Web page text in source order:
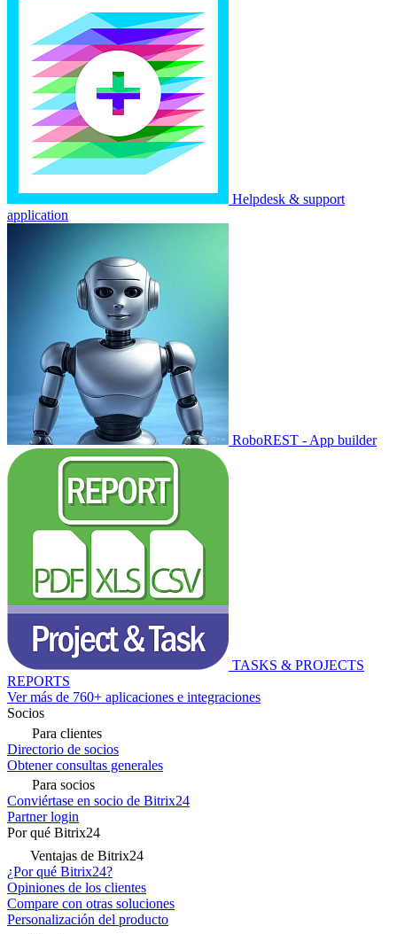
Helpdesk & support
application
RoboREST - App builder
TASKS & PROJECTS
REPORTS
Ver más de 760+ aplicaciones e integraciones
Socios
Para clientes
Directorio de socios
Obtener consultas generales
Para socios
Conviértase en socio de Bitrix24
Partner login
Por qué Bitrix24
Ventajas de Bitrix24
¿Por qué Bitrix24?
Opiniones de los clientes
Compare con otras soluciones
Personalización del producto